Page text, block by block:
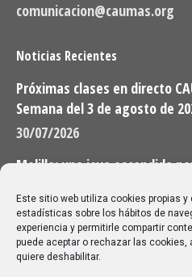
Este sitio web utiliza cookies propias
estadísticas sobre los hábitos de
experiencia y permitirle compartir
puede aceptar o rechazar las
quiere deshabilitar.
comunicacion@caumas.org
Noticias Recientes
Próximas clases en directo
Semana del 3 de agosto de
30/07/2026
Melilla: una joya escondida
28/07/2026
Buscar
Buscar: